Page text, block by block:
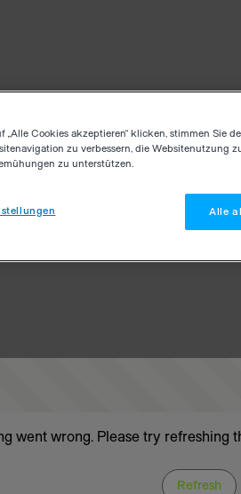
went wrong. Please try refreshing
Refresh
„Alle Cookies akzeptieren“ klicken, stimmen Sie
zu verbessern, die Websitenutzung
zu unterstützen.
Alle